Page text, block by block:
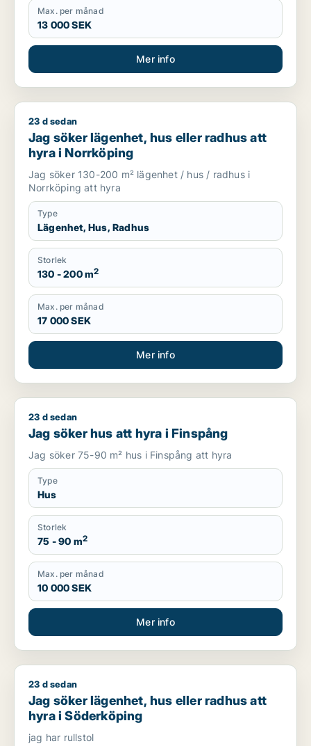
Max. per månad
13 000 SEK
Mer info
Jag söker lägenhet, hus eller radhus att hyra i Norrköping
23 d sedan
Jag söker lägenhet, hus eller radhus att
hyra i Norrköping
Jag söker 130-200 m² lägenhet / hus / radhus i
Norrköping att hyra
Type
Lägenhet, Hus, Radhus
Storlek
130 - 200 m2
Max. per månad
17 000 SEK
Mer info
Jag söker hus att hyra i Finspång
23 d sedan
Jag söker hus att hyra i Finspång
Jag söker 75-90 m² hus i Finspång att hyra
Type
Hus
Storlek
75 - 90 m2
Max. per månad
10 000 SEK
Mer info
Jag söker lägenhet, hus eller radhus att hyra i Söderköping
23 d sedan
Jag söker lägenhet, hus eller radhus att
hyra i Söderköping
jag har rullstol